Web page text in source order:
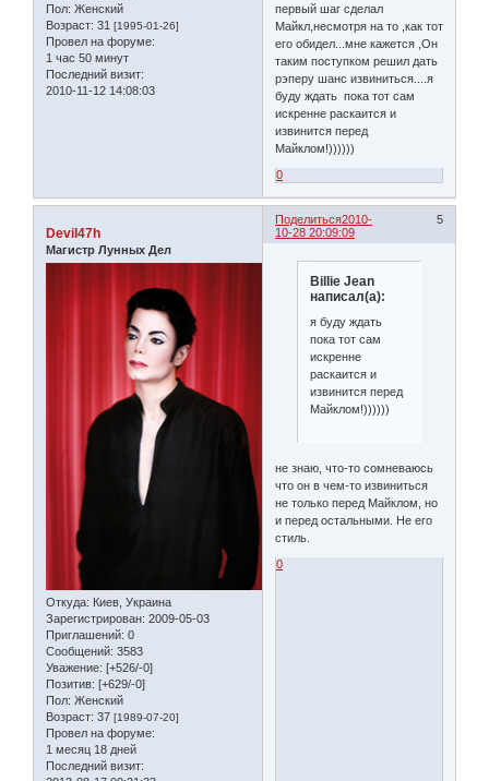
Пол: Женский
Возраст: 31 [1995-01-26]
Провел на форуме:
1 час 50 минут
Последний визит:
2010-11-12 14:08:03
первый шаг сделал
Майкл,несмотря на то ,как тот
его обидел...мне кажется ,Он
таким поступком решил дать
рэперу шанс извиниться....я
буду ждать пока тот сам
искренне раскаится и
извинится перед
Майклом!))))))
0
Поделиться 5
2010-
10-28 20:09:09
Devil47h
Магистр Лунных Дел
Откуда: Киев, Украина
Зарегистрирован: 2009-05-03
Приглашений: 0
Сообщений: 3583
Уважение: [+526/-0]
Позитив: [+629/-0]
Пол: Женский
Возраст: 37 [1989-07-20]
Провел на форуме:
1 месяц 18 дней
Последний визит:
Billie Jean
написал(а):
я буду ждать
пока тот сам
искренне
раскаится и
извинится перед
Майклом!))))))
не знаю, что-то сомневаюсь
что он в чем-то извиниться
не только перед Майклом, но
и перед остальными. Не его
стиль.
0